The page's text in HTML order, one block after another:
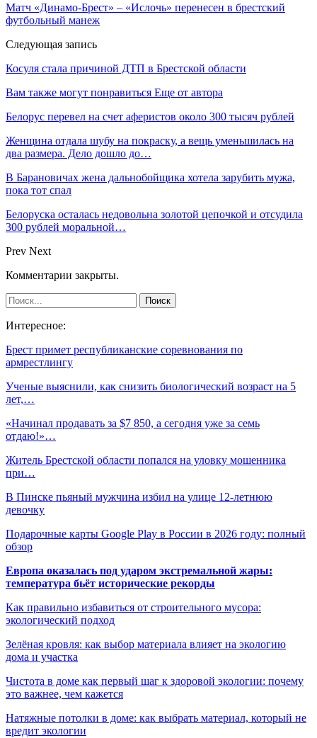
Матч «Динамо-Брест» – «Ислочь» перенесен в брестский
футбольный манеж
Следующая запись
Косуля стала причиной ДТП в Брестской области
Вам также могут понравиться Еще от автора
Белорус перевел на счет аферистов около 300 тысяч рублей
Женщина отдала шубу на покраску, а вещь уменьшилась на
два размера. Дело дошло до…
В Барановичах жена дальнобойщика хотела зарубить мужа,
пока тот спал
Белоруска осталась недовольна золотой цепочкой и отсудила
300 рублей моральной…
Prev Next
Комментарии закрыты.
Интересное:
Брест примет республиканские соревнования по
армрестлингу
Ученые выяснили, как снизить биологический возраст на 5
лет,…
«Начинал продавать за $7 850, а сегодня уже за семь
отдаю!»…
Житель Брестской области попался на уловку мошенника
при…
В Пинске пьяный мужчина избил на улице 12-летнюю
девочку
Подарочные карты Google Play в России в 2026 году: полный
обзор
Европа оказалась под ударом экстремальной жары:
температура бьёт исторические рекорды
Как правильно избавиться от строительного мусора:
экологический подход
Зелёная кровля: как выбор материала влияет на экологию
дома и участка
Чистота в доме как первый шаг к здоровой экологии: почему
это важнее, чем кажется
Натяжные потолки в доме: как выбрать материал, который не
вредит экологии